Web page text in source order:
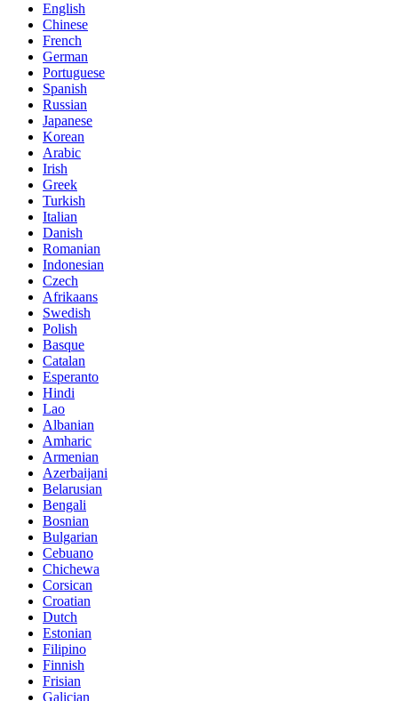
English
Chinese
French
German
Portuguese
Spanish
Russian
Japanese
Korean
Arabic
Irish
Greek
Turkish
Italian
Danish
Romanian
Indonesian
Czech
Afrikaans
Swedish
Polish
Basque
Catalan
Esperanto
Hindi
Lao
Albanian
Amharic
Armenian
Azerbaijani
Belarusian
Bengali
Bosnian
Bulgarian
Cebuano
Chichewa
Corsican
Croatian
Dutch
Estonian
Filipino
Finnish
Frisian
Galician